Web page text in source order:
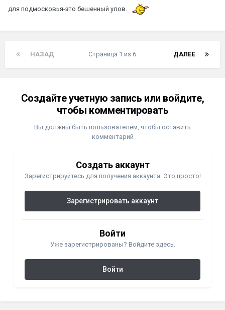
для подмосковья-это бешенный улов.
НАЗАД ДАЛЕЕ
Страница 1 из 6
Создайте учетную запись или войдите,
чтобы комментировать
Вы должны быть пользователем, чтобы оставить
комментарий
Создать аккаунт
Зарегистрируйтесь для получения аккаунта. Это просто!
Зарегистрировать аккаунт
Войти
Уже зарегистрированы? Войдите здесь.
Войти